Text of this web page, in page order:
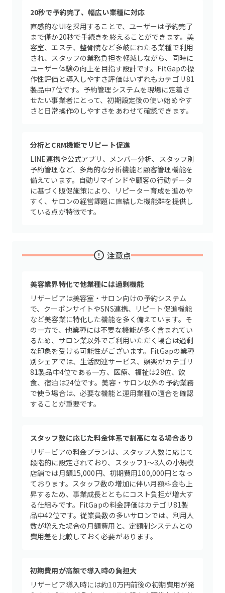
20秒で予約完了、幅広い業種に対応
直感的なUIを採用することで、ユーザーは予約完了
まで僅か20秒で手続きを終えることができます。美
容室、エステ、整骨院など多岐にわたる業種で利用
され、スタッフの業務負担を軽減しながら、同時に
ユーザー体験の向上を目指す設計です。FitGapの操
作性評価と導入しやすさ評価はいずれもカテゴリ81
製品中7位です。予約管理システムを現場に定着さ
せたい事業者にとって、初期設定後の使い始めやす
さと日常操作のしやすさをあわせて確認できます。
分析とCRM機能でリピート促進
LINE連携や公式アプリ、メンバー分析、スタッフ別
予約管理など、多角的な分析機能と顧客管理機能を
備えています。自動リマインドや顧客の行動データ
に基づく販促施策により、リピーター育成を進めや
すく、サロンの経営課題に直結した機能群を提供し
ている点が特徴です。
注意点
美容業界特化で他業種には過剰機能
リザービアは美容室・サロン向けの予約システム
で、クーポンサイトやSNS連携、リピート促進機能
など美容業に特化した機能を多く備えています。そ
の一方で、他業種には不要な機能が多く含まれてい
るため、サロン業以外でご利用いただく場合は過剰
な印象を受ける可能性がございます。FitGapの業種
別シェアでは、生活関連サービス、娯楽がカテゴリ
81製品中4位である一方、医療、福祉は28位、飲
食、宿泊は24位です。美容・サロン以外の予約業務
で使う場合は、必要な機能と運用業種の適合を確認
することが重要です。
スタッフ数に応じた料金体系で割高になる場合あり
リザービアの料金プランは、スタッフ人数に応じて
段階的に設定されており、スタッフ1～3人の小規模
店舗では月額15,000円、初期費用100,000円となっ
ております。スタッフ数の増加に伴い月額料金も上
昇するため、事業成長とともにコスト負担が増大す
る仕組みです。FitGapの料金評価はカテゴリ81製
品中42位です。従業員数の多いサロンでは、利用人
数が増えた場合の月額費用と、定額制システムとの
費用差を比較しておく必要があります。
初期費用が高額で導入時の負担大
リザービア導入時には約10万円前後の初期費用が発